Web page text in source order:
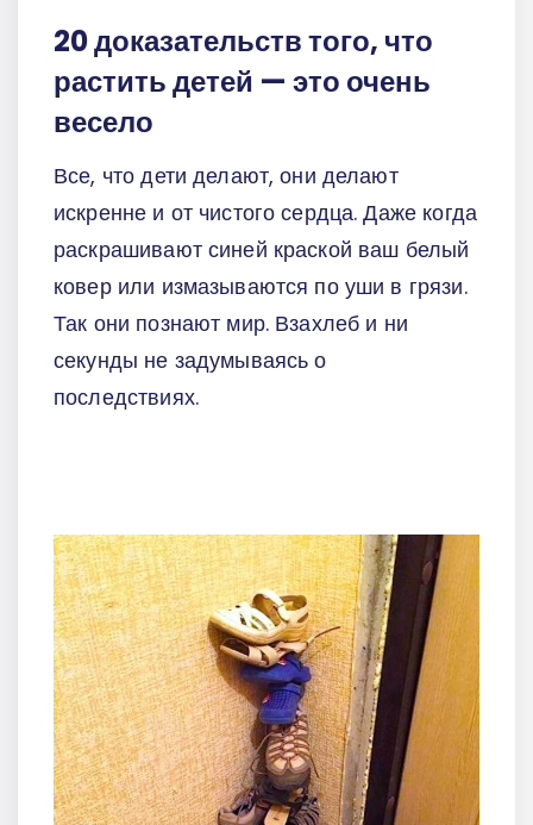
20 доказательств того, что
растить детей — это очень
весело
Все, что дети делают, они делают
искренне и от чистого сердца. Даже когда
раскрашивают синей краской ваш белый
ковер или измазываются по уши в грязи.
Так они познают мир. Взахлеб и ни
секунды не задумываясь о
последствиях.